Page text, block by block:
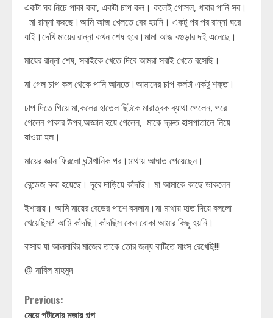
একটা ঘর নিচে পাকা করা, একটা চাপ কল। কলেই গোসল, খাবার পানি সব।
মা রান্না করছে।আমি আজ খেলতে বের হয়নি। একটু পর পর রান্না ঘরে
যাই।দেখি মায়ের রান্না কখন শেষ হবে।মামা আজ বগুড়ার দই এনেছে।
মায়ের রান্না শেষ, সবাইকে খেতে দিবে আমরা সবাই খেতে বসেছি।
মা গেল চাপ কল থেকে পানি আনতে।আমাদের চাপ কলটা একটু শক্ত।
চাপ দিতে গিয়ে মা,কলের হাতেল ছিটকে মারাত্বক ব্যাথা পেলেন, পরে
গেলেন পাকার উপর,অজ্ঞান হয়ে গেলেন, মাকে দ্রুত হাসপাতালে নিয়ে
যাওয়া হল।
মায়ের জ্ঞান ফিরলো ঘন্টাখানিক পর।মাথায় আঘাত পেয়েছেন।
বেন্ডেজ করা হয়েছে। দূরে দাড়িয়ে কাঁদছি। মা আমাকে কাছে ডাকলেন
ইশারায়। আমি মায়ের বেডের পাশে বসলাম।মা মাথায় হাত দিয়ে বললো
খেয়েছিস? আমি কাঁদছি।কাঁদছিস কেন বোকা আমার কিছু হয়নি।
বাসায় যা আলমারির মাজের তাকে তোর জন্য বাটিতে মাংস রেখেছি!!!
@ নাবিল মাহমুদ
Continue
Previous:
মেয়ে পটানোর মজার গল্প